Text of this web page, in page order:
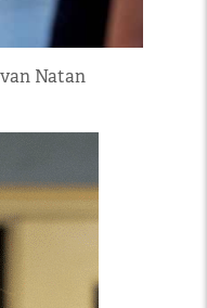
Natan